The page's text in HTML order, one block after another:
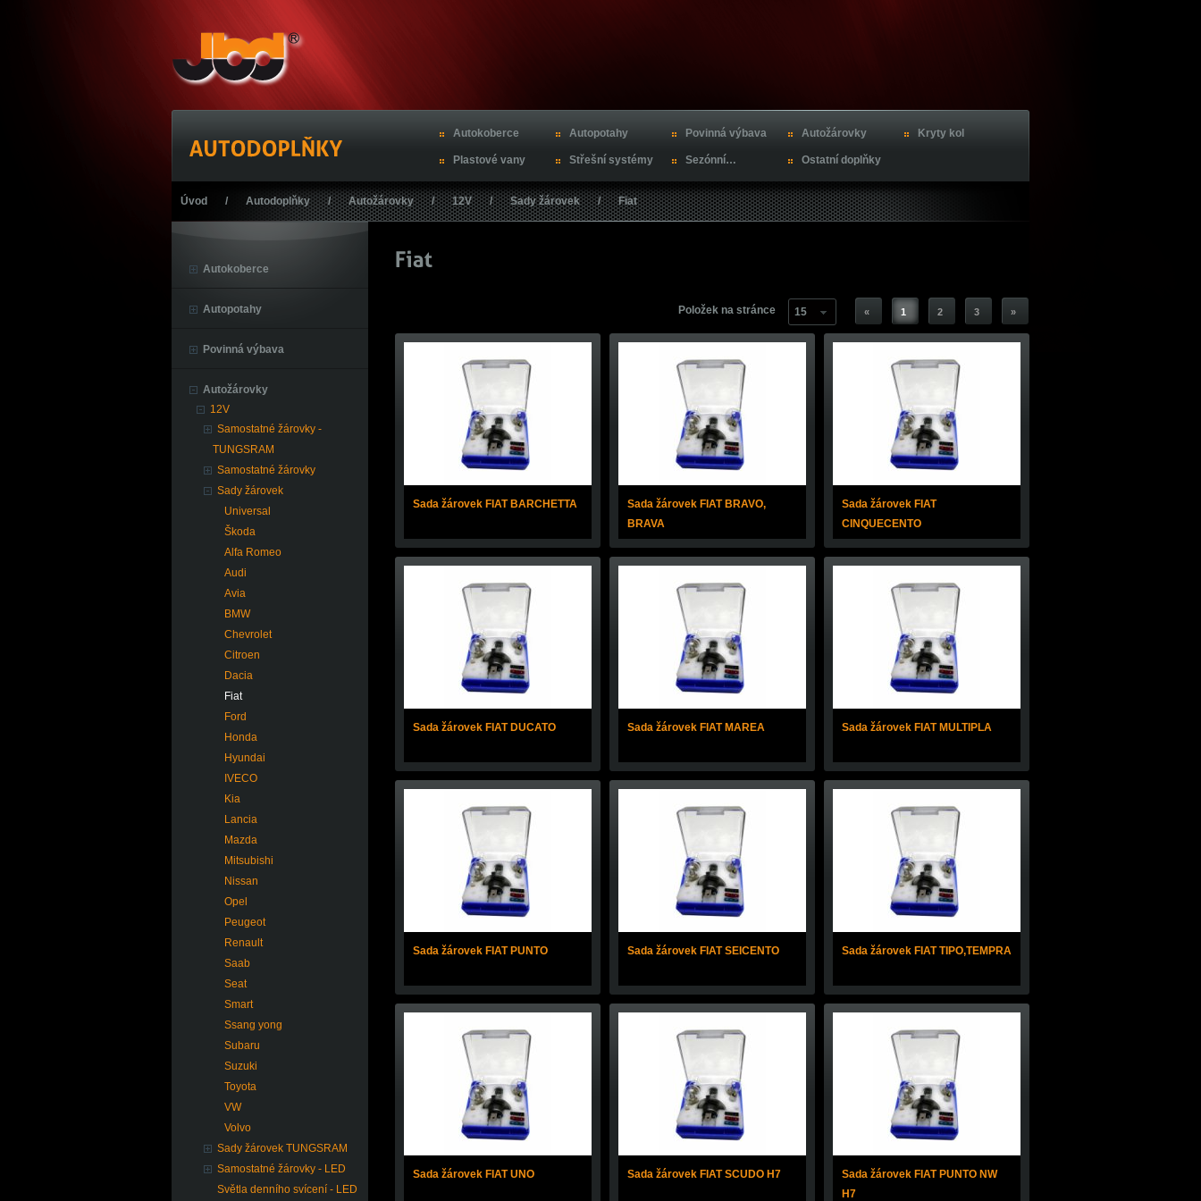
Autokoberce Autopotahy Povinná výbava Autožárovky Kryty kol
Plastové vany Střešní systémy Sezónní… Ostatní doplňky
Úvod / Autodoplňky / Autožárovky / 12V / Sady žárovek / Fiat
Autokoberce
Autopotahy
Povinná výbava
Autožárovky
12V
Samostatné žárovky -
TUNGSRAM
Samostatné žárovky
Sady žárovek
Universal
Škoda
Alfa Romeo
Audi
Avia
BMW
Chevrolet
Citroen
Dacia
Fiat
Ford
Honda
Hyundai
IVECO
Kia
Lancia
Mazda
Mitsubishi
Nissan
Opel
Peugeot
Renault
Saab
Seat
Smart
Ssang yong
Subaru
Suzuki
Toyota
VW
Volvo
Sady žárovek TUNGSRAM
Samostatné žárovky - LED
Světla denního svícení - LED
« 1 2 3 »
Položek na stránce 15
Sada žárovek FIAT BARCHETTA
Sada žárovek FIAT BRAVO,
BRAVA
Sada žárovek FIAT
CINQUECENTO
Sada žárovek FIAT DUCATO Sada žárovek FIAT MAREA Sada žárovek FIAT MULTIPLA
Sada žárovek FIAT PUNTO Sada žárovek FIAT SEICENTO Sada žárovek FIAT TIPO,TEMPRA
Sada žárovek FIAT UNO Sada žárovek FIAT SCUDO H7
Sada žárovek FIAT PUNTO NW
H7